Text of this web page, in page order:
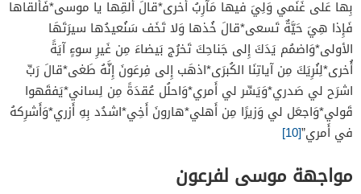
بِها عَلى غَنَمي وَلِيَ فيها مَآرِبُ أُخرى*قالَ أَلقِها يا موسى*فَأَلقاها
فَإِذا هِيَ حَيَّةٌ تَسعى*قالَ خُذها وَلا تَخَف سَنُعيدُها سيرَتَهَا
الأولى*وَاضمُم يَدَكَ إِلى جَناحِكَ تَخرُج بَيضاءَ مِن غَيرِ سوءٍ آيَةً
أُخرى*لِنُرِيَكَ مِن آياتِنَا الكُبرَى*اذهَب إِلى فِرعَونَ إِنَّهُ طَغى*قالَ رَبِّ
اشرَح لي صَدري*وَيَسِّر لي أَمري*وَاحلُل عُقدَةً مِن لِساني*يَفقَهوا
قَولي*وَاجعَل لي وَزيرًا مِن أَهلي*هارونَ أَخِي*اشدُد بِهِ أَزري*وَأَشرِكهُ
في أَمري”[10]
مواجهة موسى لفرعون